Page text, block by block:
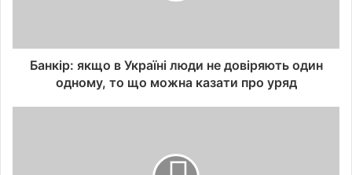
Банкір: якщо в Україні люди не довіряють один
одному, то що можна казати про уряд